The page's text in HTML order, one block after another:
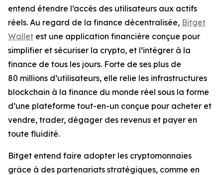
entend étendre l’accès des utilisateurs aux actifs
réels. Au regard de la finance décentralisée, Bitget
Wallet est une application financière conçue pour
simplifier et sécuriser la crypto, et l’intégrer à la
finance de tous les jours. Forte de ses plus de
80 millions d’utilisateurs, elle relie les infrastructures
blockchain à la finance du monde réel sous la forme
d’une plateforme tout-en-un conçue pour acheter et
vendre, trader, dégager des revenus et payer en
toute fluidité.
Bitget entend faire adopter les cryptomonnaies
grâce à des partenariats stratégiques, comme en